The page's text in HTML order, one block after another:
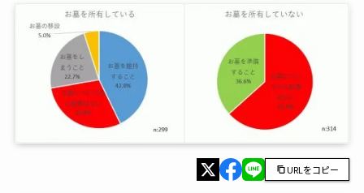
URLをコピー